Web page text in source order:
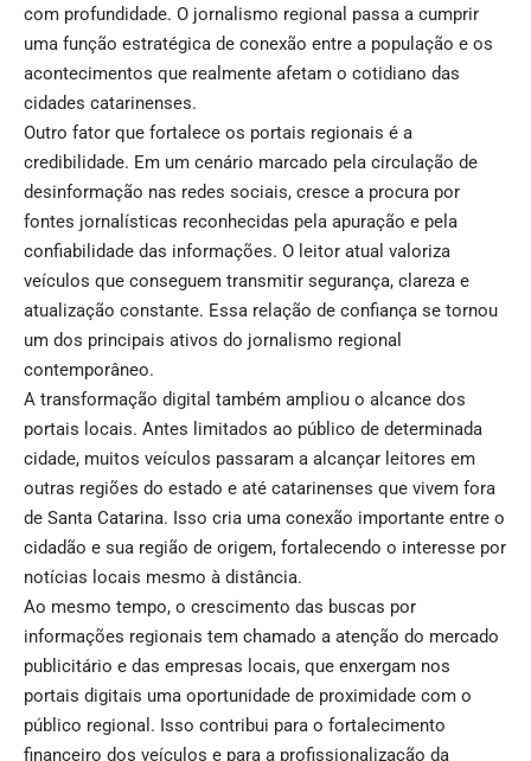
com profundidade. O jornalismo regional passa a cumprir
uma função estratégica de conexão entre a população e os
acontecimentos que realmente afetam o cotidiano das
cidades catarinenses.
Outro fator que fortalece os portais regionais é a
credibilidade. Em um cenário marcado pela circulação de
desinformação nas redes sociais, cresce a procura por
fontes jornalísticas reconhecidas pela apuração e pela
confiabilidade das informações. O leitor atual valoriza
veículos que conseguem transmitir segurança, clareza e
atualização constante. Essa relação de confiança se tornou
um dos principais ativos do jornalismo regional
contemporâneo.
A transformação digital também ampliou o alcance dos
portais locais. Antes limitados ao público de determinada
cidade, muitos veículos passaram a alcançar leitores em
outras regiões do estado e até catarinenses que vivem fora
de Santa Catarina. Isso cria uma conexão importante entre o
cidadão e sua região de origem, fortalecendo o interesse por
notícias locais mesmo à distância.
Ao mesmo tempo, o crescimento das buscas por
informações regionais tem chamado a atenção do mercado
publicitário e das empresas locais, que enxergam nos
portais digitais uma oportunidade de proximidade com o
público regional. Isso contribui para o fortalecimento
financeiro dos veículos e para a profissionalização da